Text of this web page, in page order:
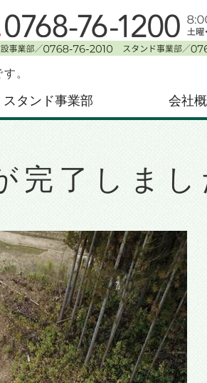
｜石川県鳳珠郡能登町
。
スタンド事業部 会社
完了しまし